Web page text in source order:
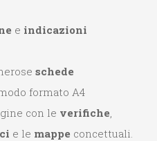
e indicazioni
schede
formato A4
con le verifiche
e le mappe concettuali.